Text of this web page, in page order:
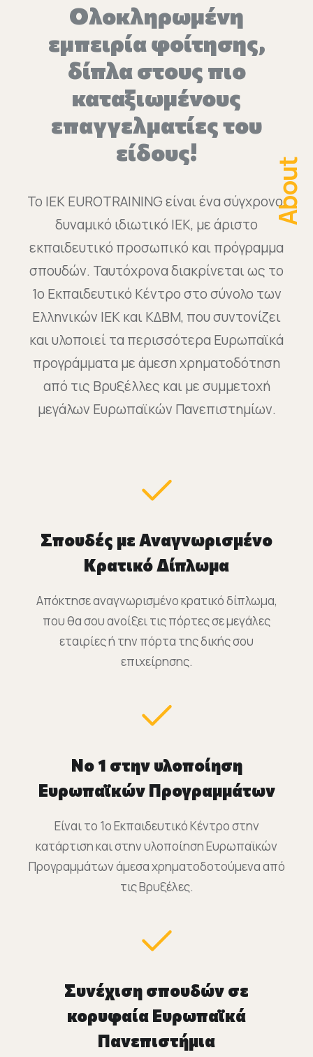
Oλοκληρωμένη
εμπειρία φοίτησης,
δίπλα στους πιο
καταξιωμένους
επαγγελματίες του
είδους!
Το ΙΕΚ EUROTRAINING είναι ένα σύγχρονο,
δυναμικό ιδιωτικό ΙΕΚ, με άριστο
εκπαιδευτικό προσωπικό και πρόγραμμα
σπουδών. Ταυτόχρονα διακρίνεται ως το
1ο Εκπαιδευτικό Κέντρο στο σύνολο των
Ελληνικών ΙΕΚ και ΚΔΒΜ, που συντονίζει
και υλοποιεί τα περισσότερα Ευρωπαϊκά
προγράμματα με άμεση χρηματοδότηση
από τις Βρυξέλλες και με συμμετοχή
μεγάλων Ευρωπαϊκών Πανεπιστημίων.
About
Σπουδές με Αναγνωρισμένο
Κρατικό Δίπλωμα
Απόκτησε αναγνωρισμένο κρατικό δίπλωμα,
που θα σου ανοίξει τις πόρτες σε μεγάλες
εταιρίες ή την πόρτα της δικής σου
επιχείρησης.
Νο 1 στην υλοποίηση
Ευρωπαϊκών Προγραμμάτων
Είναι το 1o Εκπαιδευτικό Κέντρο στην
κατάρτιση και στην υλοποίηση Ευρωπαϊκών
Προγραμμάτων άμεσα χρηματοδοτούμενα από
τις Βρυξέλες.
Συνέχιση σπουδών σε
κορυφαία Ευρωπαϊκά
Πανεπιστήμια